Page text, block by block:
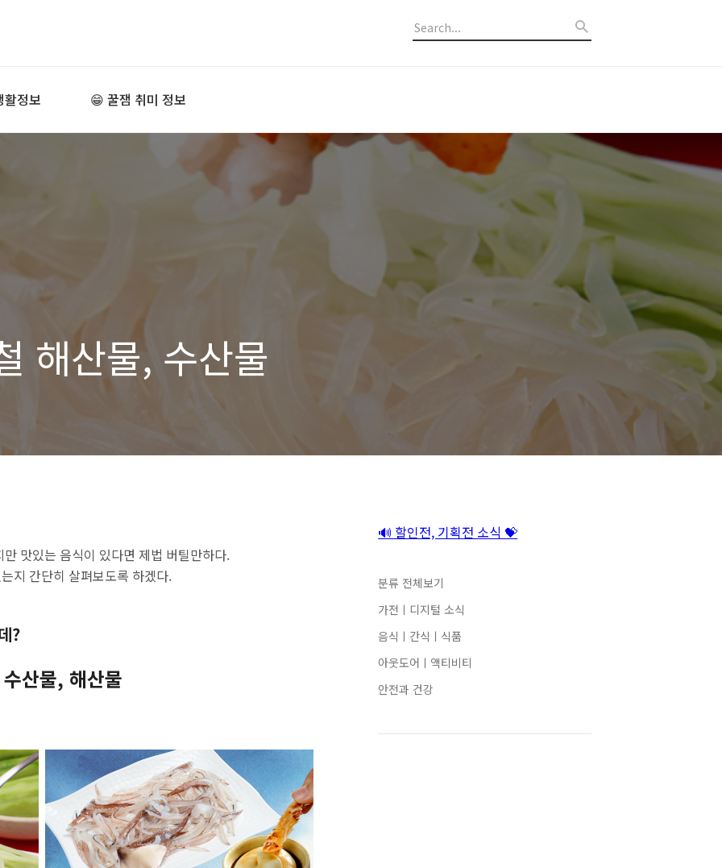
활정보 😁 꿀잼 취미 정보
해산물, 수산물
맛있는 음식이 있다면 제법 버틸만하다.
지 간단히 살펴보도록 하겠다.
?
산물, 해산물
🔊 할인전, 기획전 소식 💝
분류 전체보기
가전ㅣ디지털 소식
음식ㅣ간식ㅣ식품
아웃도어ㅣ액티비티
안전과 건강